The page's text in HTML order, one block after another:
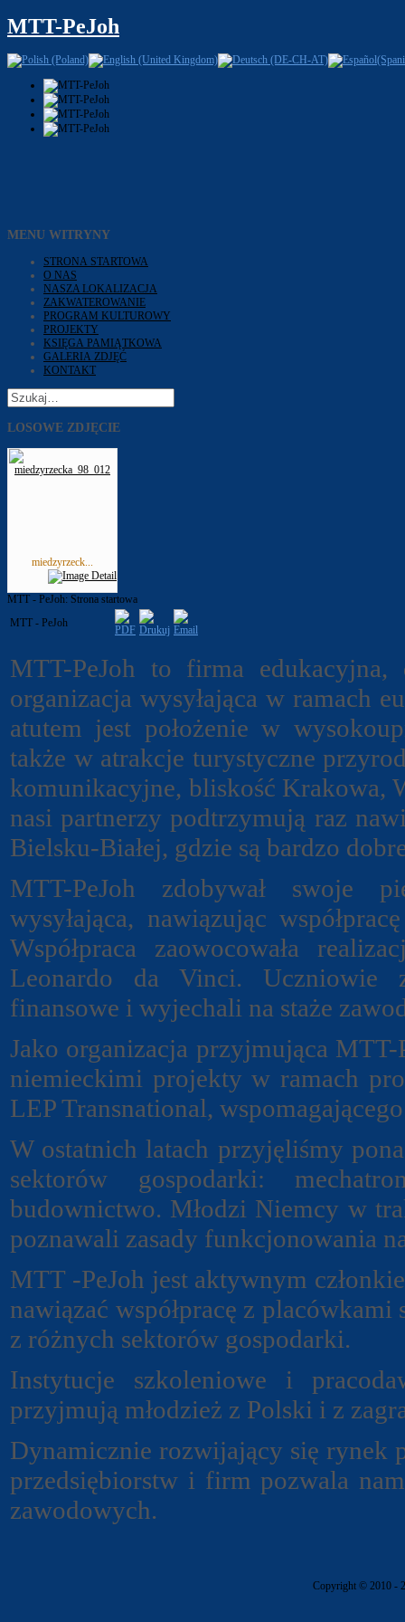
MTT-PeJoh
MENU WITRYNY
STRONA STARTOWA
O NAS
NASZA LOKALIZACJA
ZAKWATEROWANIE
PROGRAM KULTUROWY
PROJEKTY
KSIĘGA PAMIĄTKOWA
GALERIA ZDJĘĆ
KONTAKT
LOSOWE ZDJĘCIE
miedzyrzeck...
MTT - PeJoh: Strona startowa
MTT - PeJoh
MTT-PeJoh to firma edukacyjna,
organizacja wysyłająca w ramach
atutem jest położenie w
także w atrakcje turystyczne
komunikacyjne, bliskość Krakowa,
nasi partnerzy podtrzymują raz
Bielsku-Białej, gdzie są bardzo
MTT-PeJoh zdobywał swoje
wysyłająca, nawiązując
Współpraca zaowocowała
Leonardo da Vinci. Uczniowie
finansowe i wyjechali na staże
Jako organizacja przyjmująca
niemieckimi projekty w ramach
LEP Transnational,
W ostatnich latach przyjęliśmy
sektorów gospodarki:
budownictwo. Młodzi Niemcy w
poznawali zasady funkcjonowania
MTT -PeJoh jest aktywnym
nawiązać współpracę z
z różnych sektorów gospodarki.
Instytucje szkoleniowe i
przyjmują młodzież z Polski i z
Dynamicznie rozwijający się rynek
przedsiębiorstw i firm pozwala
zawodowych.
Copyright © 2010 -